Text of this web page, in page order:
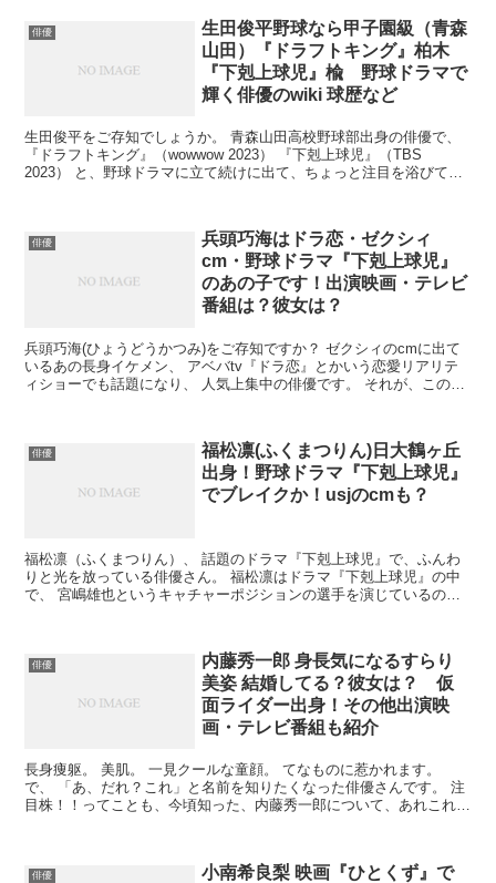
俳優
生田俊平野球なら甲子園級（青森
山田）『ドラフトキング』柏木
『下剋上球児』楡 野球ドラマで
輝く俳優のwiki 球歴など
生田俊平をご存知でしょうか。 青森山田高校野球部出身の俳優で、
『ドラフトキング』（wowwow 2023） 『下剋上球児』（TBS
2023） と、野球ドラマに立て続けに出て、ちょっと注目を浴びてい
俳優
兵頭巧海はドラ恋・ゼクシィ
cm・野球ドラマ『下剋上球児』
のあの子です！出演映画・テレビ
番組は？彼女は？
兵頭巧海(ひょうどうかつみ)をご存知ですか？ ゼクシィのcmに出て
いるあの長身イケメン、 アベバtv『ドラ恋』とかいう恋愛リアリテ
ィショーでも話題になり、 人気上集中の俳優です。 それが、この度
俳優
福松凛(ふくまつりん)日大鶴ヶ丘
出身！野球ドラマ『下剋上球児』
でブレイクか！usjのcmも？
福松凛（ふくまつりん）、 話題のドラマ『下剋上球児』で、ふんわ
りと光を放っている俳優さん。 福松凛はドラマ『下剋上球児』の中
で、 宮嶋雄也というキャチャーポジションの選手を演じているのだ
俳優
内藤秀一郎 身長気になるすらり
美姿 結婚してる？彼女は？ 仮
面ライダー出身！その他出演映
画・テレビ番組も紹介
長身痩躯。 美肌。 一見クールな童顔。 てなものに惹かれます。
で、 「あ、だれ？これ」と名前を知りたくなった俳優さんです。 注
目株！！ってことも、今頃知った、内藤秀一郎について、あれこれま
俳優
小南希良梨 映画『ひとくず』で